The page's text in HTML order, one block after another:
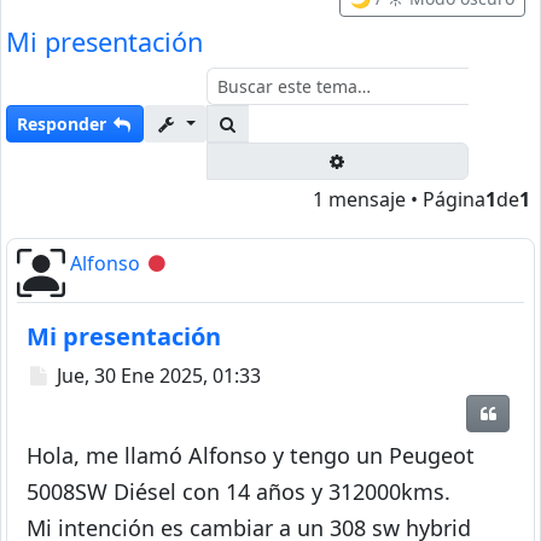
Mi presentación
Responder
1 mensaje • Página1de1
Alfonso Desconectado
Mi presentación
Mensaje
Jue, 30 Ene 2025, 01:33
Hola, me llamó Alfonso y tengo un Peugeot
5008SW Diésel con 14 años y 312000kms.
Mi intención es cambiar a un 308 sw hybrid